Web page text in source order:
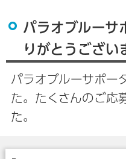
パラオブルーサ
りがとうござい
パラオブルーサポー
た。たくさんのご応
た。